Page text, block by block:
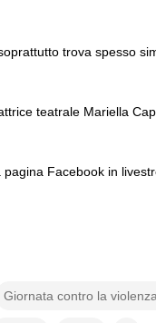
trova spesso
teatrale Mariella
Facebook in
Giornata contro la